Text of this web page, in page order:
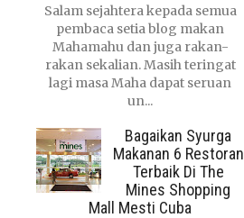
Salam sejahtera kepada semua
pembaca setia blog makan
Mahamahu dan juga rakan-
rakan sekalian. Masih teringat
lagi masa Maha dapat seruan
un...
Bagaikan Syurga
Makanan 6 Restoran
Terbaik Di The
Mines Shopping
Mall Mesti Cuba